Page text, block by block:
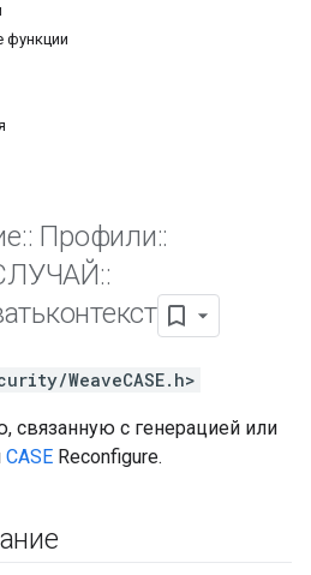
функции
:: Профили::
::
WeaveCASE.h>
с генерацией или
CASE Reconfigure.